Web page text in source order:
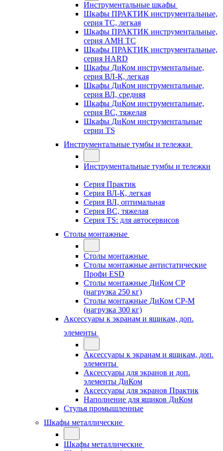
Инструментальные шкафы
Шкафы ПРАКТИК инструментальные,
серия TC, легкая
Шкафы ПРАКТИК инструментальные,
серия AMH TC
Шкафы ПРАКТИК инструментальные,
серия HARD
Шкафы ДиКом инструментальные,
cерия ВЛ-К, легкая
Шкафы ДиКом инструментальные,
серия ВЛ, средняя
Шкафы ДиКом инструментальные,
серия ВС, тяжелая
Шкафы ДиКом инструментальные
серии TS
Инструментальные тумбы и тележки
Инструментальные тумбы и тележки
Серия Практик
Серия ВЛ-К, легкая
Серия ВЛ, оптимальная
Серия ВС, тяжелая
Серия TS: для автосервисов
Столы монтажные
Столы монтажные
Столы монтажные антистатические
Профи ESD
Столы монтажные ДиКом СР
(нагрузка 250 кг)
Столы монтажные ДиКом СР-М
(нагрузка 300 кг)
Аксессуары к экранам и ящикам, доп.
элементы
Аксессуары к экранам и ящикам, доп.
элементы
Аксессуары для экранов и доп.
элементы ДиКом
Аксессуары для экранов Практик
Наполнение для ящиков ДиКом
Стулья промышленные
Шкафы металлические
Шкафы металлические